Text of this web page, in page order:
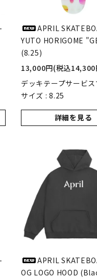
VANS
(ヴァンズ)
APRIL
YUTO HORIGOME
(8.25)
13,000円(税込14,300
デッキテープサービ
サイズ : 8.25
詳細を見る
APRIL
OG LOGO HOOD